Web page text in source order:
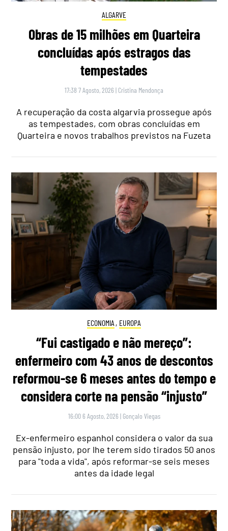
ALGARVE
Obras de 15 milhões em Quarteira
concluídas após estragos das
tempestades
17:38 7 Agosto, 2026 | Cristina Mendonça
A recuperação da costa algarvia prossegue após
as tempestades, com obras concluídas em
Quarteira e novos trabalhos previstos na Fuzeta
ECONOMIA , EUROPA
“Fui castigado e não mereço”:
enfermeiro com 43 anos de descontos
reformou-se 6 meses antes do tempo e
considera corte na pensão “injusto”
16:00 6 Agosto, 2026 | Gonçalo Viegas
Ex-enfermeiro espanhol considera o valor da sua
pensão injusto, por lhe terem sido tirados 50 anos
para "toda a vida", após reformar-se seis meses
antes da idade legal